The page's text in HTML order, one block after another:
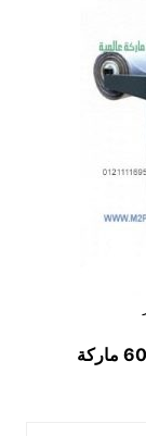
موديل 605 ماركة